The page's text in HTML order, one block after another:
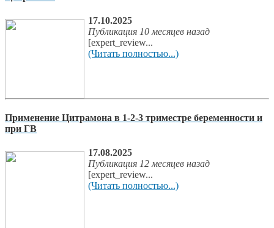
17.10.2025
Публикация 10 месяцев назад
[expert_review...
(Читать полностью...)
Применение Цитрамона в 1-2-3 триместре беременности и
при ГВ
17.08.2025
Публикация 12 месяцев назад
[expert_review...
(Читать полностью...)